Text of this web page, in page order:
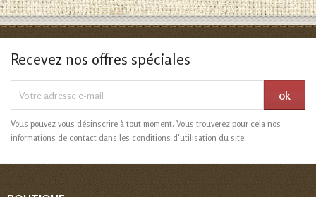
Recevez nos offres spéciales
Vous pouvez vous désinscrire à tout moment. Vous trouverez pour cela nos
informations de contact dans les conditions d'utilisation du site.